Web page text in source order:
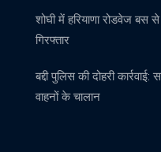
शोघी में हरियाणा रोडवेज बस
गिरफ्तार
बद्दी पुलिस की दोहरी
वाहनों के चालान